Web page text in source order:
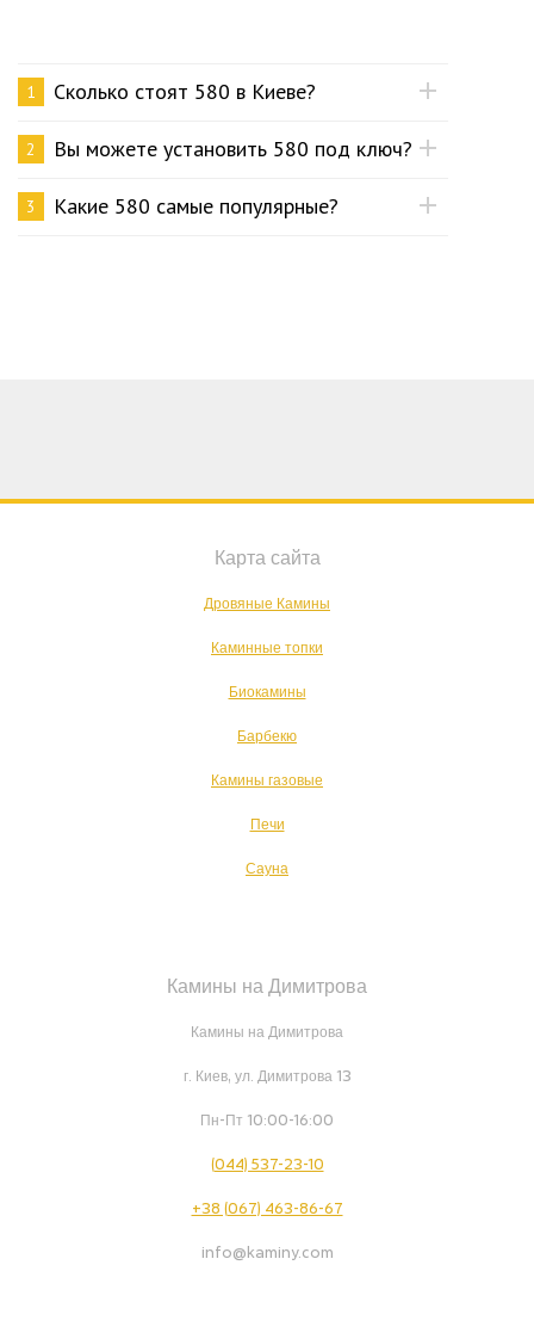
1 Сколько стоят 580 в Киеве?
2 Вы можете установить 580 под ключ?
3 Какие 580 самые популярные?
Карта сайта
Дровяные Камины
Каминные топки
Биокамины
Барбекю
Камины газовые
Печи
Сауна
Камины на Димитрова
Камины на Димитрова
г. Киев, ул. Димитрова 13
Пн-Пт 10:00-16:00
(044) 537-23-10
+38 (067) 463-86-67
info@kaminy.com